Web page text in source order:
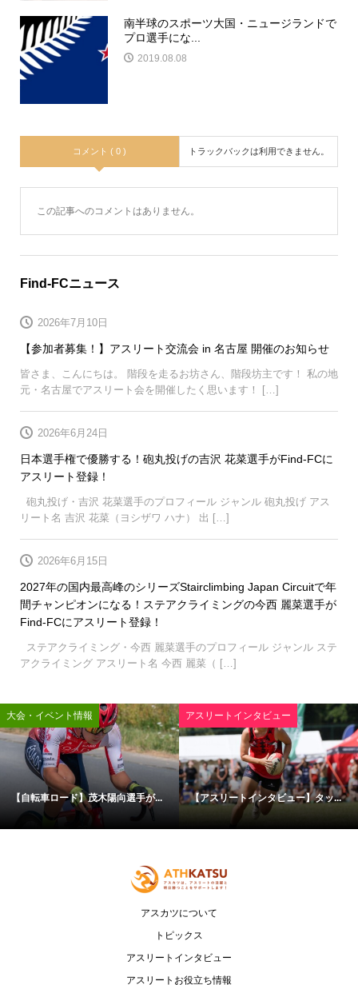
南半球のスポーツ大国・ニュージランドで
プロ選手にな...
2019.08.08
コメント ( 0 ) トラックバックは利用できません。
この記事へのコメントはありません。
Find-FCニュース
【参加者募集！】アスリート交流会 in 名古屋 開催のお知らせ
2026年7月10日
皆さま、こんにちは。 階段を走るお坊さん、階段坊主です！ 私の地
元・名古屋でアスリート会を開催したく思います！ […]
日本選手権で優勝する！砲丸投げの吉沢 花菜選手がFind-FCに
アスリート登録！
2026年6月24日
砲丸投げ・吉沢 花菜選手のプロフィール ジャンル 砲丸投げ アス
リート名 吉沢 花菜（ヨシザワ ハナ） 出 […]
2027年の国内最高峰のシリーズStairclimbing Japan Circuitで年
間チャンピオンになる！ステアクライミングの今西 麗菜選手が
Find-FCにアスリート登録！
2026年6月15日
ステアクライミング・今西 麗菜選手のプロフィール ジャンル ステ
アクライミング アスリート名 今西 麗菜（ […]
大会・イベント情報
【自転車ロード】茂木陽向選手が...
アスリートインタビュー
【アスリートインタビュー】タッ...
アスカツについて
トピックス
アスリートインタビュー
アスリートお役立ち情報